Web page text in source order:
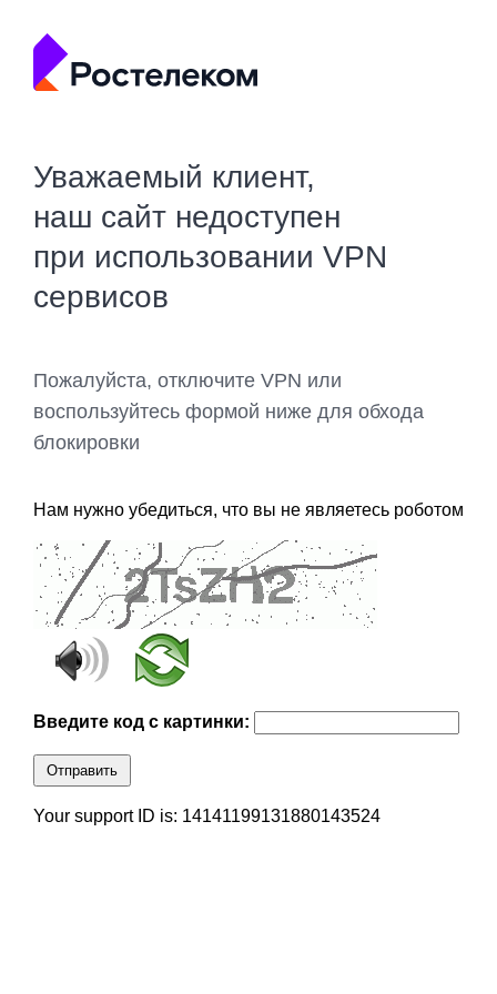
Уважаемый клиент,
наш сайт недоступен
при использовании VPN
сервисов
Пожалуйста, отключите VPN или
воспользуйтесь формой ниже для обхода
блокировки
Нам нужно убедиться, что вы не являетесь роботом
Введите код с картинки:
Отправить
Your support ID is: 14141199131880143524